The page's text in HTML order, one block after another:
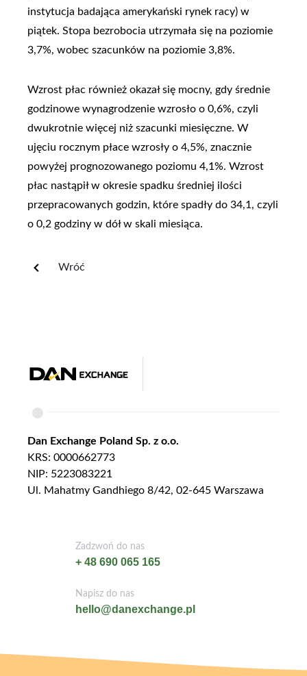
instytucja badająca amerykański rynek racy) w
piątek. Stopa bezrobocia utrzymała się na poziomie
3,7%, wobec szacunków na poziomie 3,8%.
Wzrost płac również okazał się mocny, gdy średnie
godzinowe wynagrodzenie wzrosło o 0,6%, czyli
dwukrotnie więcej niż szacunki miesięczne. W
ujęciu rocznym płace wzrosły o 4,5%, znacznie
powyżej prognozowanego poziomu 4,1%. Wzrost
płac nastąpił w okresie spadku średniej ilości
przepracowanych godzin, które spadły do 34,1, czyli
o 0,2 godziny w dół w skali miesiąca.
Wróć
Dan Exchange Poland Sp. z o.o.
KRS: 0000662773
NIP: 5223083221
Ul. Mahatmy Gandhiego 8/42, 02-645 Warszawa
Zadzwoń do nas
+ 48 690 065 165
Napisz do nas
hello@danexchange.pl